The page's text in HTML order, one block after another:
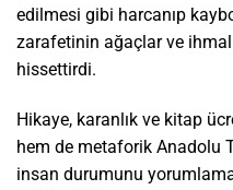
edilmesi gibi harcanıp
zarafetinin ağaçlar ve
hissettirdi.
Hikaye, karanlık ve kitap
hem de metaforik Anadolu
insan durumunu